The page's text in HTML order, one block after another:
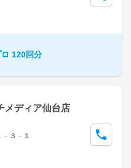
120回分
メディア仙台店
３－１